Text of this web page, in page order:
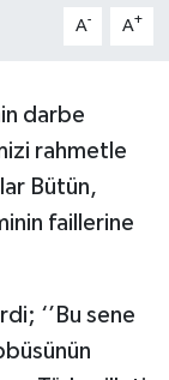
A- A+
darbe
rahmetle
Bütün,
faillerine
‘’Bu sene